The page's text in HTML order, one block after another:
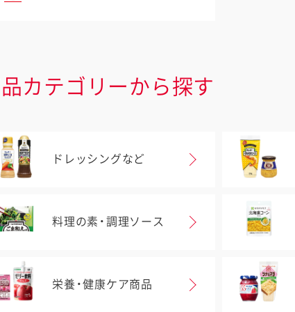
カテゴリーから探す
ドレッシングなど
料理の素・調理ソース
栄養・健康ケア商品